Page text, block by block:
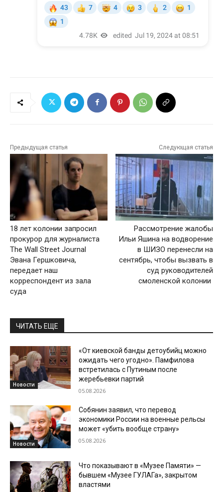
Предыдущая статья
18 лет колонии запросил
прокурор для журналиста
The Wall Street Journal
Эвана Гершковича,
передает наш
корреспондент из зала
суда
Следующая статья
Рассмотрение жалобы
Ильи Яшина на водворение
в ШИЗО перенесли на
сентябрь, чтобы вызвать в
суд руководителей
смоленской колонии
ЧИТАТЬ ЕЩЕ
Новости
«От киевской банды детоубийц можно
ожидать чего угодно». Памфилова
встретилась с Путиным после
жеребьевки партий
05.08.2026
Новости
Собянин заявил, что перевод
экономики России на военные рельсы
может «убить вообще страну»
05.08.2026
Что показывают в «Музее Памяти» —
бывшем «Музее ГУЛАГа», закрытом
властями